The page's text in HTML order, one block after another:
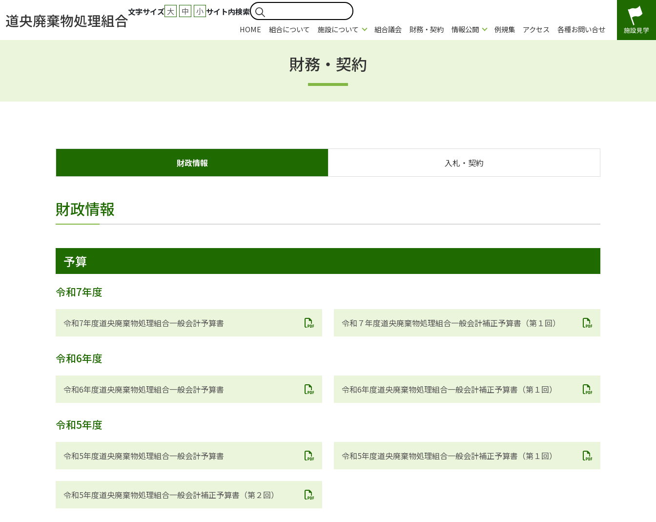
HOME 組合について 施設について 組合議会 財務・契約 情報公開 例規集 アクセス 各種お問い合せ
文字サイズ 大 中 小 サイト内検索
施設見学
財務・契約
財政情報 入札・契約
財政情報
予算
令和7年度
令和7年度道央廃棄物処理組合一般会計予算書 令和７年度道央廃棄物処理組合一般会計補正予算書（第１回）
令和6年度
令和6年度道央廃棄物処理組合一般会計予算書 令和6年度道央廃棄物処理組合一般会計補正予算書（第１回）
令和5年度
令和5年度道央廃棄物処理組合一般会計予算書 令和5年度道央廃棄物処理組合一般会計補正予算書（第１回）
令和5年度道央廃棄物処理組合一般会計補正予算書（第２回）